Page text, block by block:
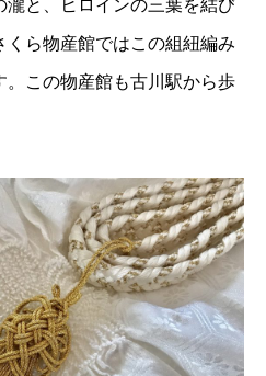
ら物産館ではこの組紐編み
この物産館も古川駅から歩